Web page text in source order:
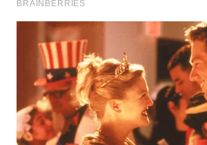
LANGKAT
WN
TAPANULI
SELATAN
WN
TANJUNG
LESUNG